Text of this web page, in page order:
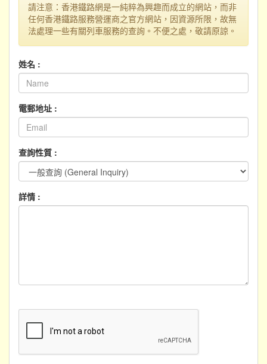
請注意：香港鐵路網是一純粹為興趣而成立的網站，而非
任何香港鐵路服務營運商之官方網站，因資源所限，故無
法處理一些有關列車服務的查詢。不便之處，敬請原諒。
姓名 :
電郵地址 :
查詢性質 :
詳情 :